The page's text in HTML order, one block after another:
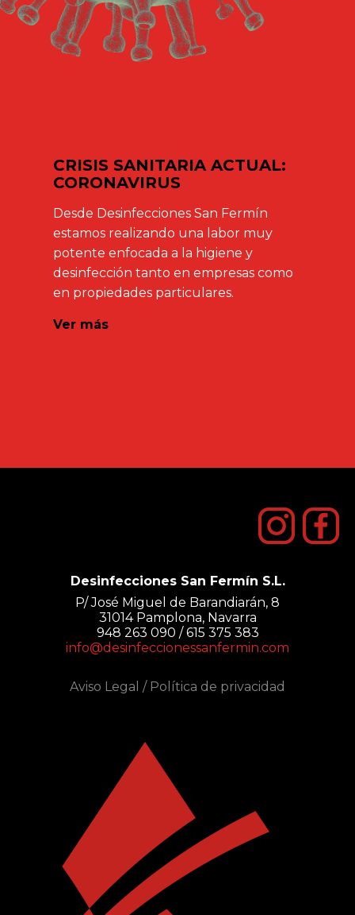
CRISIS SANITARIA ACTUAL:
CORONAVIRUS
Desde Desinfecciones San Fermín
estamos realizando una labor muy
potente enfocada a la higiene y
desinfección tanto en empresas como
en propiedades particulares.
Ver más
Desinfecciones San Fermín S.L.
P/ José Miguel de Barandiarán, 8
31014 Pamplona, Navarra
948 263 090 / 615 375 383
info@desinfeccionessanfermin.com
Aviso Legal / Política de privacidad